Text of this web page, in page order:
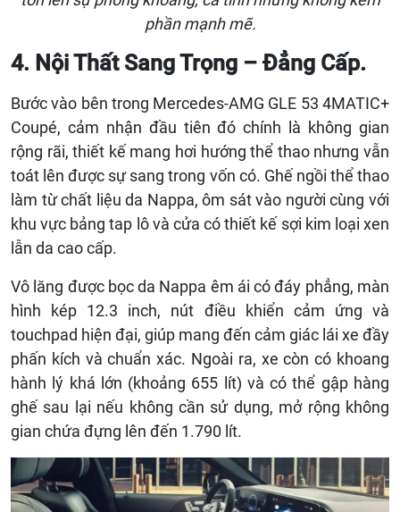
phần mạnh mẽ.
4. Nội Thất Sang Trọng – Đẳng Cấp.
Bước vào bên trong Mercedes-AMG GLE 53 4MATIC+
Coupé, cảm nhận đầu tiên đó chính là không gian
rộng rãi, thiết kế mang hơi hướng thể thao nhưng vẫn
toát lên được sự sang trong vốn có. Ghế ngồi thể thao
làm từ chất liệu da Nappa, ôm sát vào người cùng với
khu vực bảng tap lô và cửa có thiết kế sợi kim loại xen
lẫn da cao cấp.
Vô lăng được bọc da Nappa êm ái có đáy phẳng, màn
hình kép 12.3 inch, nút điều khiển cảm ứng và
touchpad hiện đại, giúp mang đến cảm giác lái xe đầy
phấn kích và chuẩn xác. Ngoài ra, xe còn có khoang
hành lý khá lớn (khoảng 655 lít) và có thể gập hàng
ghế sau lại nếu không cần sử dụng, mở rộng không
gian chứa đựng lên đến 1.790 lít.